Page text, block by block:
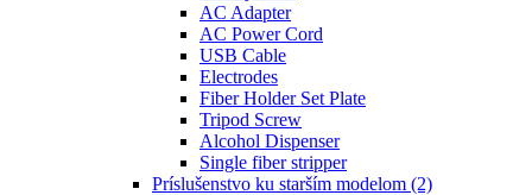
AC Adapter
AC Power Cord
USB Cable
Electrodes
Fiber Holder Set Plate
Tripod Screw
Alcohol Dispenser
Single fiber stripper
Príslušenstvo ku starším modelom (2)